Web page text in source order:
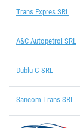
Trans Expres SRL
A&C Autopetrol SRL
Dublu G SRL
Sancom Trans SRL